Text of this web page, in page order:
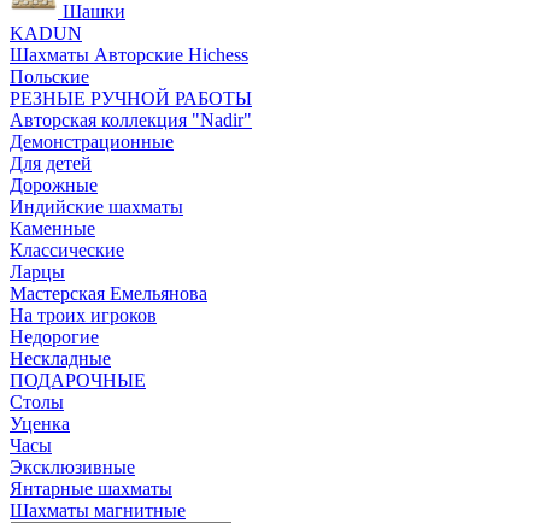
Шашки
KADUN
Шахматы Авторские Hichess
Польские
РЕЗНЫЕ РУЧНОЙ РАБОТЫ
Авторская коллекция "Nadir"
Демонстрационные
Для детей
Дорожные
Индийские шахматы
Каменные
Классические
Ларцы
Мастерская Емельянова
На троих игроков
Недорогие
Нескладные
ПОДАРОЧНЫЕ
Столы
Уценка
Часы
Эксклюзивные
Янтарные шахматы
Шахматы магнитные